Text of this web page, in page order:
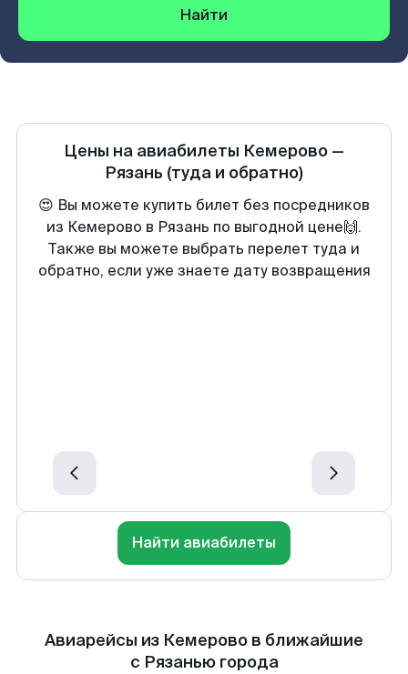
Найти
Цены на авиабилеты Кемерово —
Рязань (туда и обратно)
😍 Вы можете купить билет без посредников
из Кемерово в Рязань по выгодной цене🙌.
Также вы можете выбрать перелет туда и
обратно, если уже знаете дату возвращения
Найти авиабилеты
Авиарейсы из Кемерово в ближайшие
с Рязанью города